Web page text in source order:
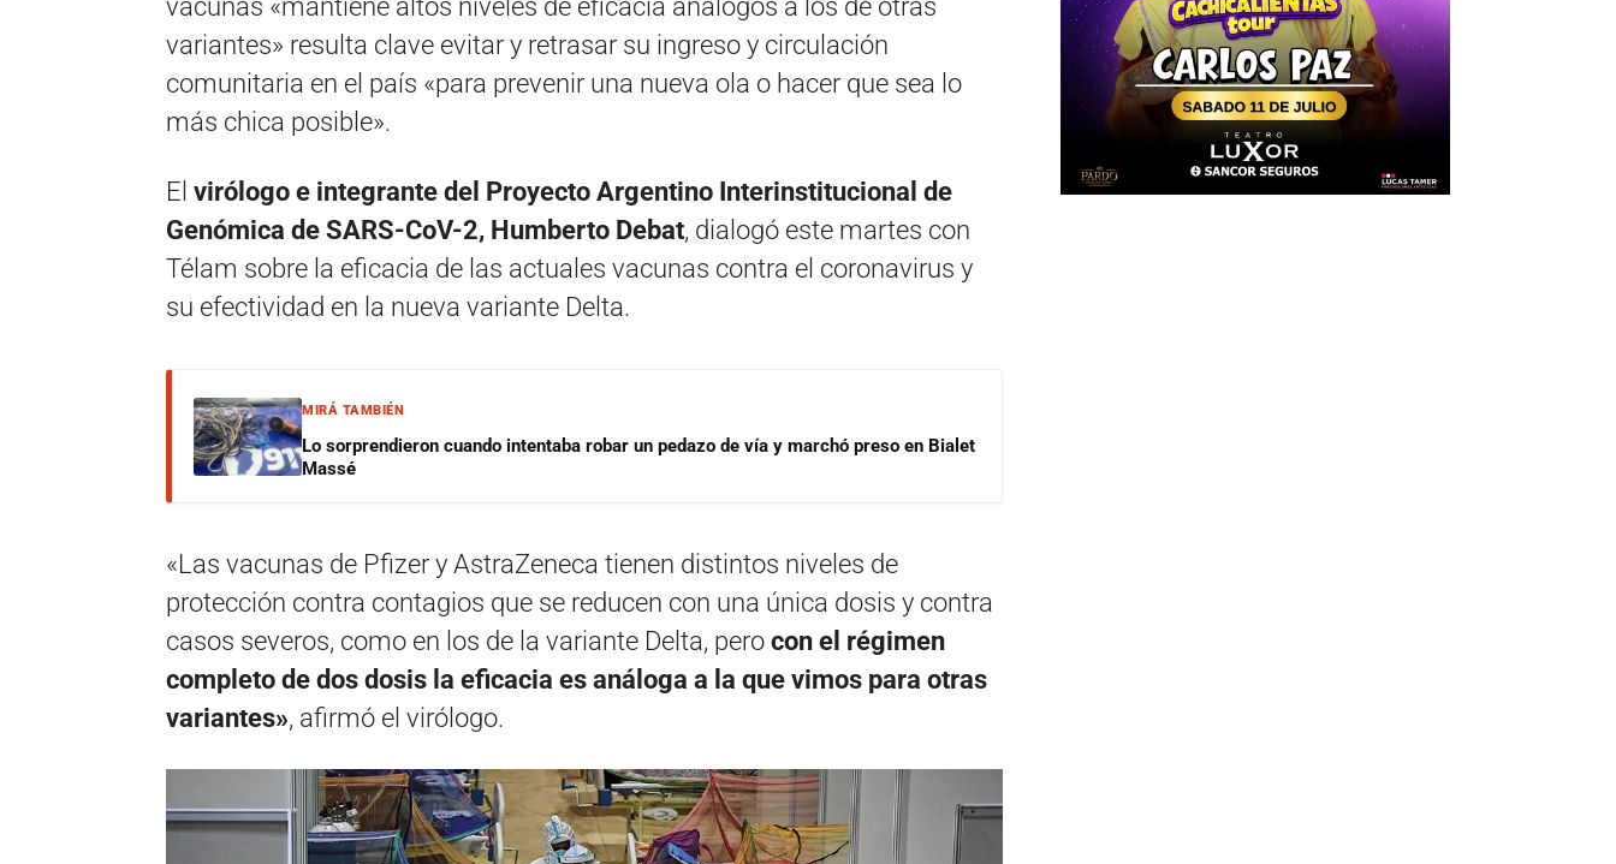
vacunas «mantiene altos niveles de eficacia análogos a los de otras
variantes» resulta clave evitar y retrasar su ingreso y circulación
comunitaria en el país «para prevenir una nueva ola o hacer que sea lo
más chica posible».
El virólogo e integrante del Proyecto Argentino Interinstitucional de
Genómica de SARS-CoV-2, Humberto Debat, dialogó este martes con
Télam sobre la eficacia de las actuales vacunas contra el coronavirus y
su efectividad en la nueva variante Delta.
MIRÁ TAMBIÉN
Lo sorprendieron cuando intentaba robar un pedazo de vía y marchó preso en Bialet
Massé
«Las vacunas de Pfizer y AstraZeneca tienen distintos niveles de
protección contra contagios que se reducen con una única dosis y contra
casos severos, como en los de la variante Delta, pero con el régimen
completo de dos dosis la eficacia es análoga a la que vimos para otras
variantes», afirmó el virólogo.